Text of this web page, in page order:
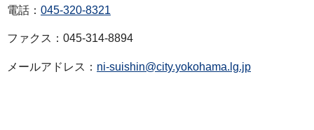
電話： 045-320-8321
ファクス：045-314-8894
メールアドレス： ni-suishin@city.yokohama.lg.jp